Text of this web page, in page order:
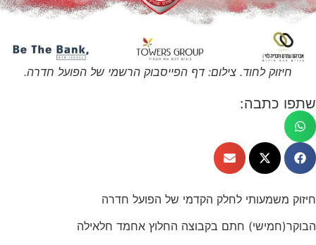
חיזוק לחוד. צילום: דף הפייסבוק הרשמי של הפועל חדרה.
שתפו כתבה:
חיזוק משמעותי לחלק הקדמי של הפועל חדרה
הבוקר(חמישי) חתם בקבוצה החלוץ אחמד חלאילה